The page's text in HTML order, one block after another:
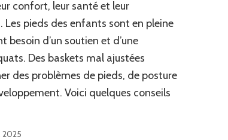
confort, leur santé et leur
Les pieds des enfants sont en pleine
besoin d’un soutien et d’une
Des baskets mal ajustées
des problèmes de pieds, de posture
Voici quelques conseils
2025